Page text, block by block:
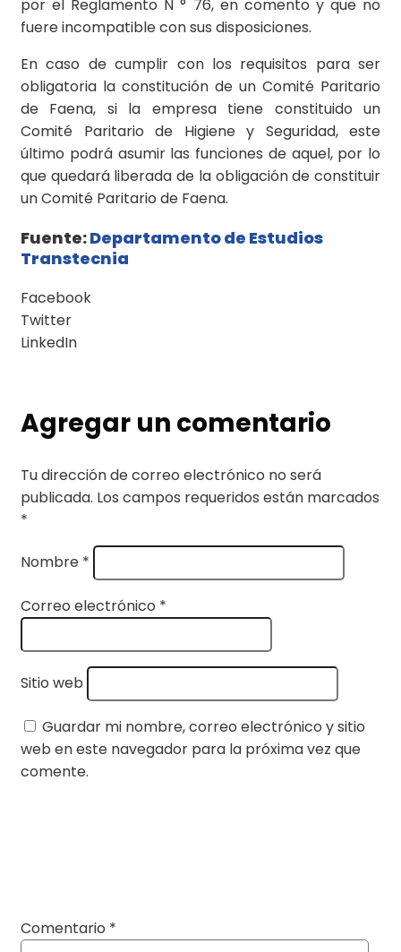
por el Reglamento N ° 76, en comento y que no
fuere incompatible con sus disposiciones.
En caso de cumplir con los requisitos para ser
obligatoria la constitución de un Comité Paritario
de Faena, si la empresa tiene constituido un
Comité Paritario de Higiene y Seguridad, este
último podrá asumir las funciones de aquel, por lo
que quedará liberada de la obligación de constituir
un Comité Paritario de Faena.
Fuente:Departamento de Estudios
Transtecnia
Facebook
Twitter
LinkedIn
Agregar un comentario
Tu dirección de correo electrónico no será
publicada. Los campos requeridos están marcados
*
Nombre *
Correo electrónico *
Sitio web
Guardar mi nombre, correo electrónico y sitio
web en este navegador para la próxima vez que
comente.
Comentario *